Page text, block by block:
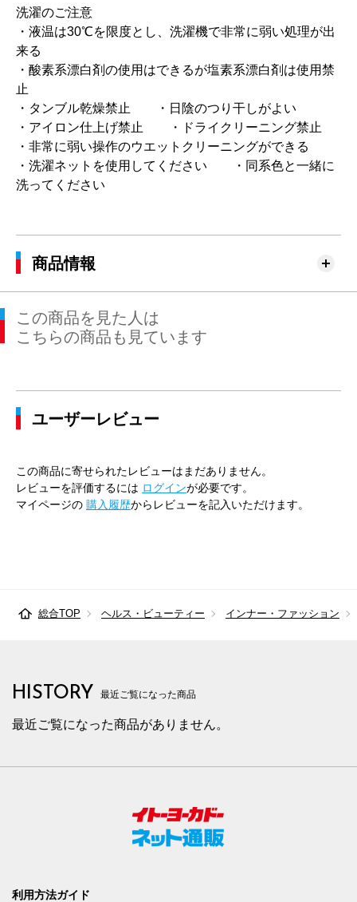
洗濯のご注意
・液温は30℃を限度とし、洗濯機で非常に弱い処理が出
来る
・酸素系漂白剤の使用はできるが塩素系漂白剤は使用禁
止
・タンブル乾燥禁止 ・日陰のつり干しがよい
・アイロン仕上げ禁止 ・ドライクリーニング禁止
・非常に弱い操作のウエットクリーニングができる
・洗濯ネットを使用してください ・同系色と一緒に
洗ってください
商品情報
この商品を見た人は
こちらの商品も見ています
ユーザーレビュー
この商品に寄せられたレビューはまだありません。
レビューを評価するには ログインが必要です。
マイページの 購入履歴からレビューを記入いただけます。
総合TOP ヘルス・ビューティー インナー・ファッション
HISTORY 最近ご覧になった商品
最近ご覧になった商品がありません。
利用方法ガイド